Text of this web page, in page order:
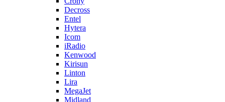
Decross
Entel
Hytera
Icom
iRadio
Kenwood
Kirisun
Linton
Lira
MegaJet
Midland